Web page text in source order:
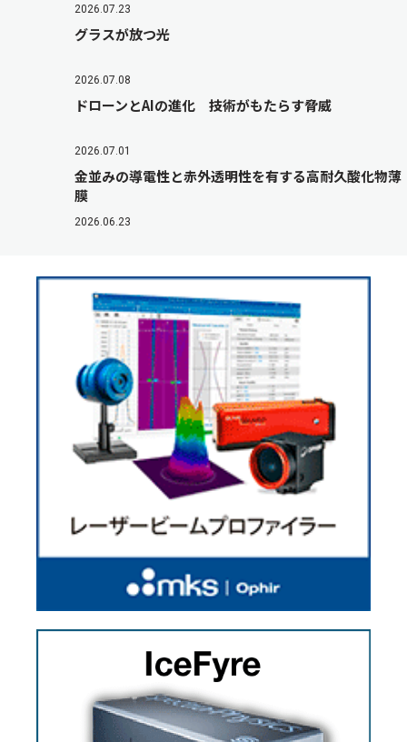
2026.07.23
グラスが放つ光
2026.07.08
ドローンとAIの進化 技術がもたらす脅威
2026.07.01
金並みの導電性と赤外透明性を有する高耐久酸化物薄
膜
2026.06.23